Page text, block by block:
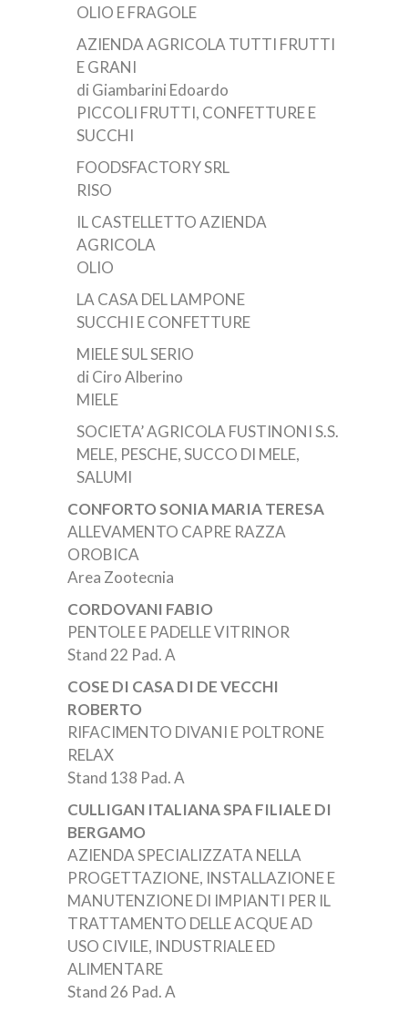
OLIO E FRAGOLE
AZIENDA AGRICOLA TUTTI FRUTTI
E GRANI
di Giambarini Edoardo
PICCOLI FRUTTI, CONFETTURE E
SUCCHI
FOODSFACTORY SRL
RISO
IL CASTELLETTO AZIENDA
AGRICOLA
OLIO
LA CASA DEL LAMPONE
SUCCHI E CONFETTURE
MIELE SUL SERIO
di Ciro Alberino
MIELE
SOCIETA’ AGRICOLA FUSTINONI S.S.
MELE, PESCHE, SUCCO DI MELE,
SALUMI
CONFORTO SONIA MARIA TERESA
ALLEVAMENTO CAPRE RAZZA
OROBICA
Area Zootecnia
CORDOVANI FABIO
PENTOLE E PADELLE VITRINOR
Stand 22 Pad. A
COSE DI CASA DI DE VECCHI
ROBERTO
RIFACIMENTO DIVANI E POLTRONE
RELAX
Stand 138 Pad. A
CULLIGAN ITALIANA SPA FILIALE DI
BERGAMO
AZIENDA SPECIALIZZATA NELLA
PROGETTAZIONE, INSTALLAZIONE E
MANUTENZIONE DI IMPIANTI PER IL
TRATTAMENTO DELLE ACQUE AD
USO CIVILE, INDUSTRIALE ED
ALIMENTARE
Stand 26 Pad. A